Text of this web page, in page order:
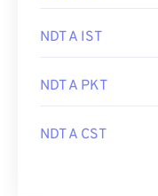
NDT A IST
NDT A PKT
NDT A CST